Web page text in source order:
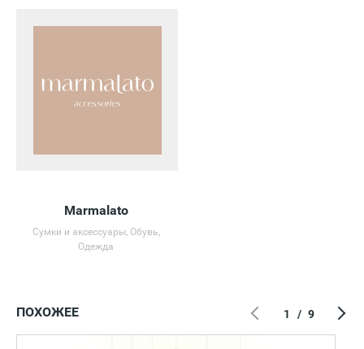
Marmalato
Сумки и аксессуары, Обувь,
Одежда
ПОХОЖЕЕ 1 / 9